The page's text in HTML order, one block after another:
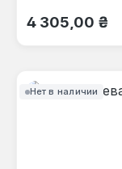
Обычная цена:
4 305,00 ₴
Нет в наличии